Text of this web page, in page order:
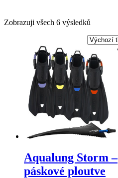
Zobrazuji všech 6 výsledků
Aqualung Storm –
páskové ploutve